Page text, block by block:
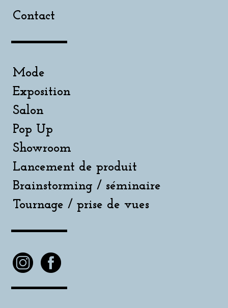
Contact
Mode
Exposition
Salon
Pop Up
Showroom
Lancement de produit
Brainstorming / séminaire
Tournage / prise de vues